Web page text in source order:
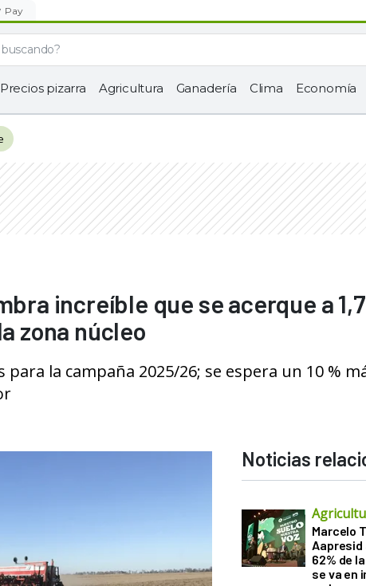
Pay
Precios pizarra Agricultura Ganadería Clima Economía
increíble que se acerque a
zona núcleo
la campaña 2025/26; se espera un 10 %
Noticias
Marcelo
Aapresid
62% de
se va en